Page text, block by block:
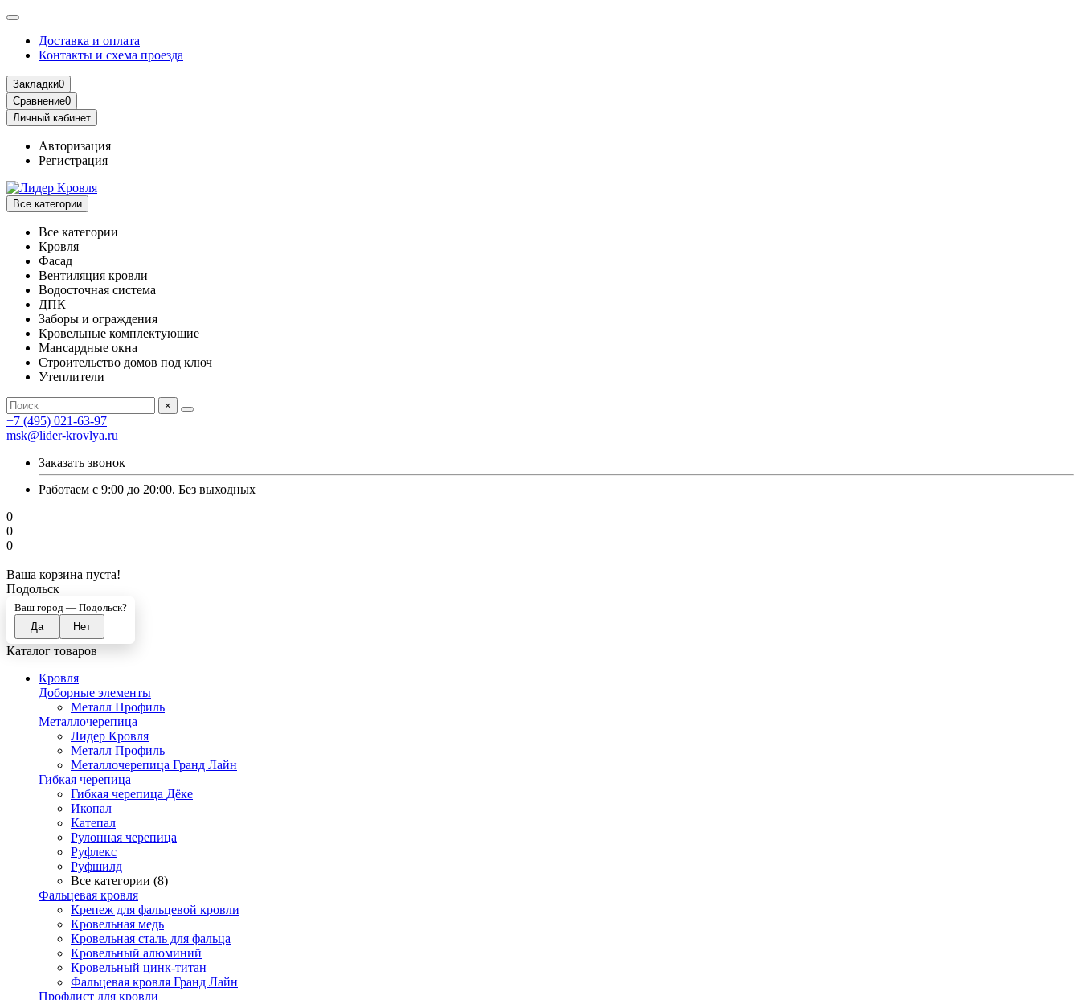
Доставка и оплата
Контакты и схема проезда
Закладки0
Сравнение0
Личный кабинет
Авторизация
Регистрация
Все категории
Все категории
Кровля
Фасад
Вентиляция кровли
Водосточная система
ДПК
Заборы и ограждения
Кровельные комплектующие
Мансардные окна
Строительство домов под ключ
Утеплители
×
+7 (495) 021-63-97
msk@lider-krovlya.ru
Заказать звонок
Работаем с 9:00 до 20:00. Без выходных
0
0
0
Ваша корзина пуста!
Подольск
Ваш город — Подольск?
Каталог товаров
Кровля
Доборные элементы
Металл Профиль
Металлочерепица
Лидер Кровля
Металл Профиль
Металлочерепица Гранд Лайн
Гибкая черепица
Гибкая черепица Дёке
Икопал
Катепал
Рулонная черепица
Руфлекс
Руфшилд
Все категории (8)
Фальцевая кровля
Крепеж для фальцевой кровли
Кровельная медь
Кровельная сталь для фальца
Кровельный алюминий
Кровельный цинк-титан
Фальцевая кровля Гранд Лайн
Профлист для кровли